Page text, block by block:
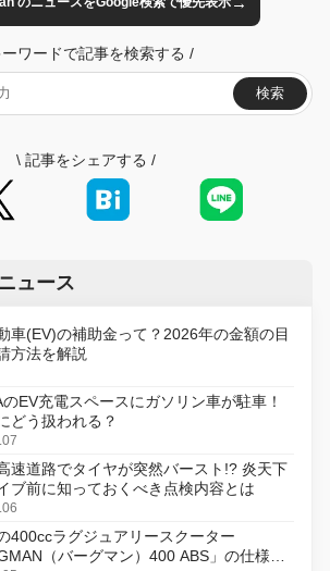
ーワードで記事を検索する /
検索
\ 記事をシェアする /
ュース
車(EV)の補助金って？2026年の金額の目
方法を解説
のEV充電スペースにガソリン車が駐車！
どう扱われる？
速道路でタイヤが突然バースト!? 炎天下
ブ前に知っておくべき点検内容とは
400ccラグジュアリースクーター
（バーグマン）400 ABS」の仕様を